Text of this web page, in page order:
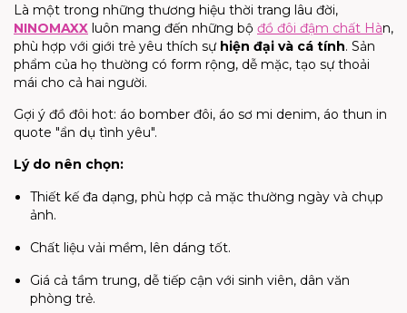
Là một trong những thương hiệu thời trang lâu đời,
NINOMAXX luôn mang đến những bộ đồ đôi đậm chất Hàn,
phù hợp với giới trẻ yêu thích sự hiện đại và cá tính. Sản
phẩm của họ thường có form rộng, dễ mặc, tạo sự thoải
mái cho cả hai người.
Gợi ý đồ đôi hot: áo bomber đôi, áo sơ mi denim, áo thun in
quote "ẩn dụ tình yêu".
Lý do nên chọn:
Thiết kế đa dạng, phù hợp cả mặc thường ngày và chụp
ảnh.
Chất liệu vải mềm, lên dáng tốt.
Giá cả tầm trung, dễ tiếp cận với sinh viên, dân văn
phòng trẻ.